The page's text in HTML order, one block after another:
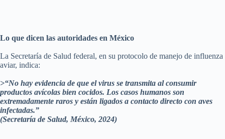
Lo que dicen las autoridades en México
La Secretaría de Salud federal, en su protocolo de manejo de influenza
aviar, indica:
>“No hay evidencia de que el virus se transmita al consumir
productos avícolas bien cocidos. Los casos humanos son
extremadamente raros y están ligados a contacto directo con aves
infectadas.”
(Secretaría de Salud, México, 2024)